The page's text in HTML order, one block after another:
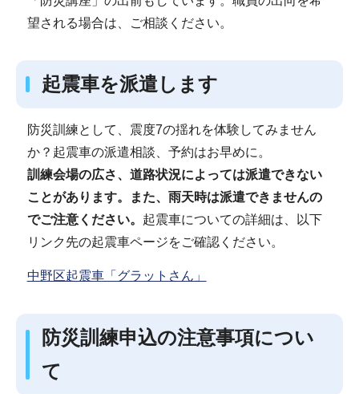
望される場合は、ご相談ください。
起震車を派遣します
防災訓練として、震度7の揺れを体験してみません
か？起震車の派遣相談、予約はお早めに。
訓練会場の広さ、道路状況によっては派遣できない
ことがあります。また、雨天時は派遣できませんの
でご注意ください。 起震車についての詳細は、以下
リンク先の起震車ページをご確認ください。
中野区起震車「グラットさん」
防災訓練申込の注意事項につい
て